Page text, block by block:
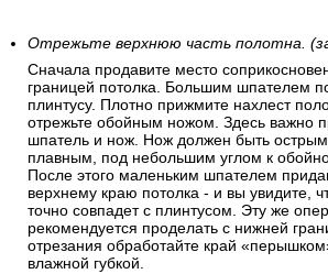
Отрежьте верхнюю часть полотна.
Сначала продавите место
границей потолка. Большим шпателем
плинтусу. Плотно прижмите нахлест
отрежьте обойным ножом. Здесь важно
шпатель и нож. Нож должен быть
плавным, под небольшим углом к
После этого маленьким шпателем
верхнему краю потолка - и вы увидите,
точно совпадет с плинтусом. Эту же
рекомендуется проделать с нижней
отрезания обработайте край
влажной губкой.